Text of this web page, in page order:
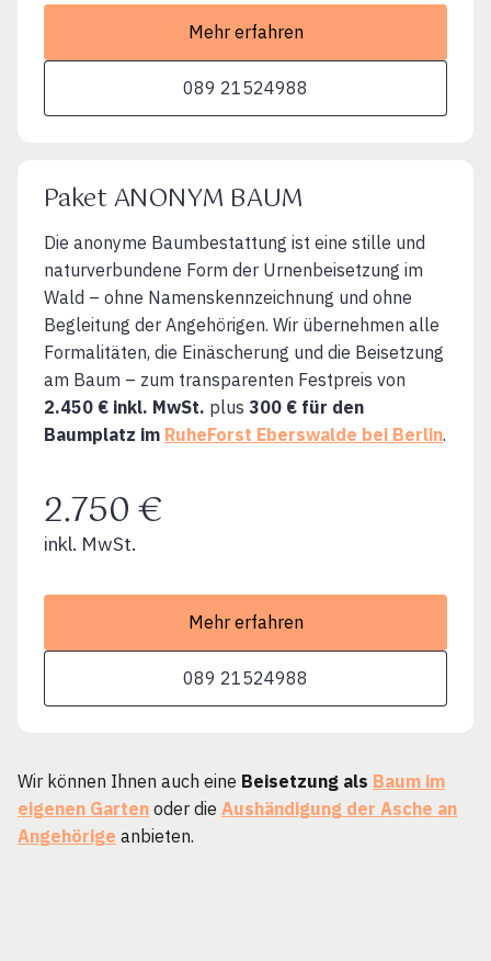
Mehr erfahren
089 21524988
Paket ANONYM BAUM
Die anonyme Baumbestattung ist eine stille und
naturverbundene Form der Urnenbeisetzung im
Wald – ohne Namenskennzeichnung und ohne
Begleitung der Angehörigen. Wir übernehmen alle
Formalitäten, die Einäscherung und die Beisetzung
am Baum – zum transparenten Festpreis von
2.450 € inkl. MwSt. plus 300 € für den
Baumplatz im RuheForst Eberswalde bei Berlin.
2.750 €
inkl. MwSt.
Mehr erfahren
089 21524988
Wir können Ihnen auch eine Beisetzung als Baum im
eigenen Garten oder die Aushändigung der Asche an
Angehörige anbieten.